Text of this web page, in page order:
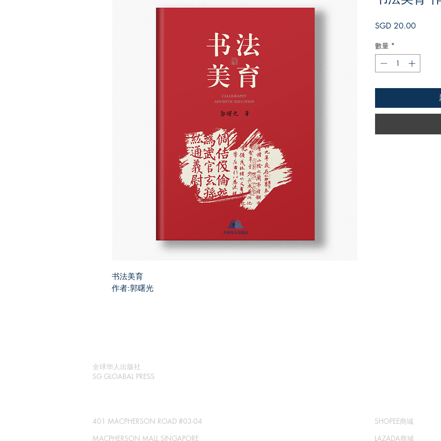
书法美育
作者:郭曙光
SGD 20.00價
數量 *
全球华人出版社
SG GLOABAL PRESS
401 MACPHERSON ROAD #03-04
MACPHERSON MALL SINGAPORE
SHOPEE商城
LAZADA商城